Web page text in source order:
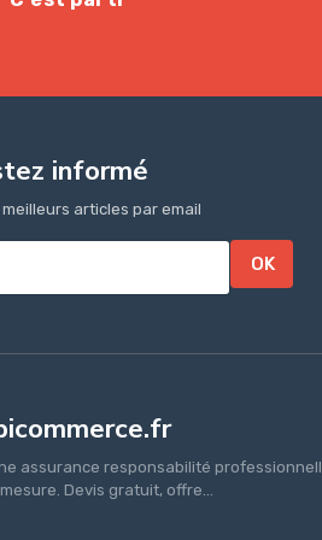
informé
articles par email
OK
assurance responsabilité
Devis gratuit, offre...